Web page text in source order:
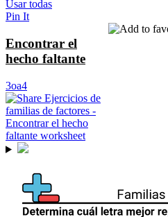
Usar todas
Pin It
Encontrar el
hecho faltante
3oa4